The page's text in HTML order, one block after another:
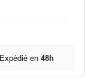
en 48h